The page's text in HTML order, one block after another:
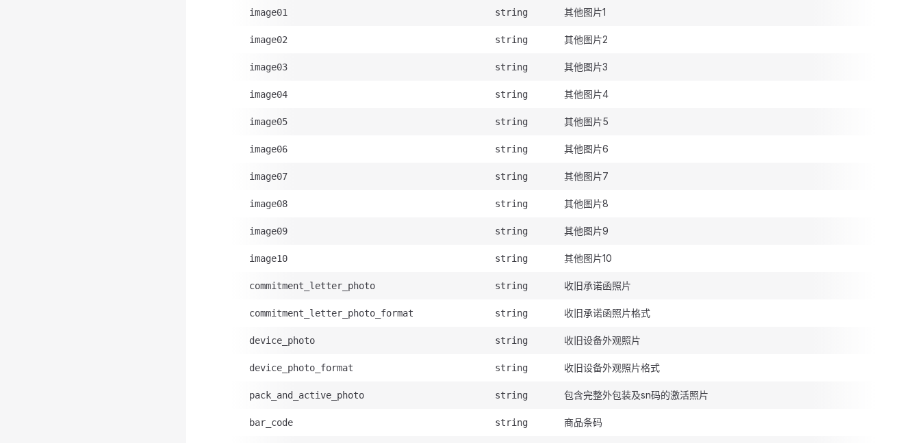
image01 string 其他图片1
image02 string 其他图片2
image03 string 其他图片3
image04 string 其他图片4
image05 string 其他图片5
image06 string 其他图片6
image07 string 其他图片7
image08 string 其他图片8
image09 string 其他图片9
image10 string 其他图片10
commitment_letter_photo string 收旧承诺函照片
commitment_letter_photo_format string 收旧承诺函照片格式
device_photo string 收旧设备外观照片
device_photo_format string 收旧设备外观照片格式
pack_and_active_photo string 包含完整外包装及sn码的激活照片
bar_code string 商品条码